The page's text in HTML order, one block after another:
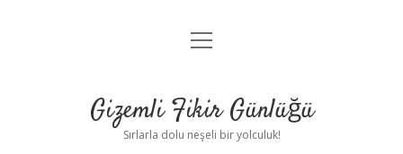
Anasayfa
Yasal Uyarı
menüyü
Gizemli Fikir Günlüğü
Sırlarla dolu neşeli bir yolculuk!